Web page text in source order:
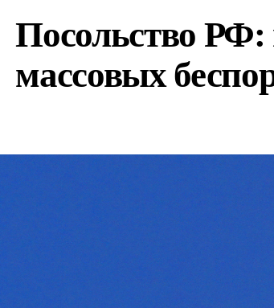
Посольство РФ:
массовых